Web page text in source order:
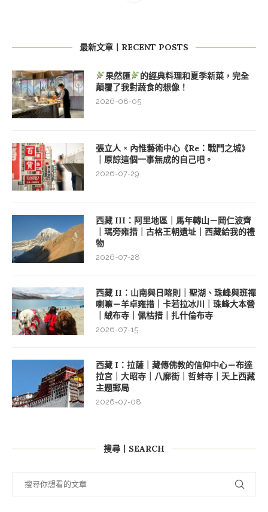
最新文章丨RECENT POSTS
果然匯
的經典料理和夏季新菜，完全
顛覆了我對蔬食的想像！
2026-08-05
張立人 × 內惟藝術中心《Re：戰鬥之城》
｜原諒這個一事無成的自己吧。
2026-07-29
西藏 III：阿里地區｜馬年轉山－岡仁波齊
｜瑪旁雍措｜古格王朝遺址｜西藏給我的禮
物
2026-07-28
西藏 II：山南與日喀則｜聖湖、珠峰與班禪
喇嘛－羊卓雍措｜卡若拉冰川｜珠峰大本營
｜絨布寺｜佩枯措｜扎什倫布寺
2026-07-15
西藏 I：拉薩｜藏傳佛教的信仰中心－布達
拉宮｜大昭寺｜八廓街｜哲蚌寺｜天上西藏
主題郵局
2026-07-08
搜尋丨SEARCH